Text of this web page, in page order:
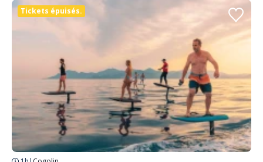
Tickets épuisés.